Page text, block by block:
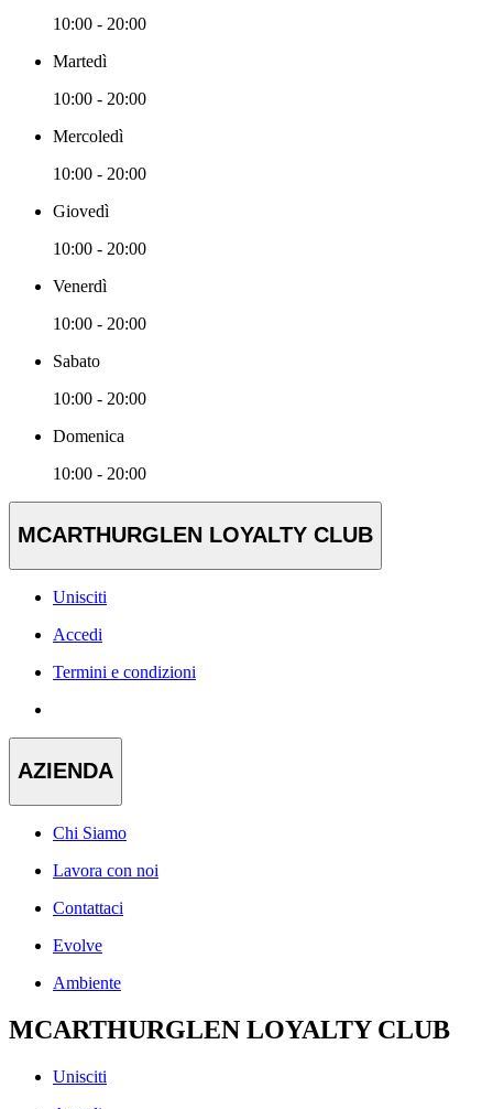
10:00 - 20:00
Martedì
10:00 - 20:00
Mercoledì
10:00 - 20:00
Giovedì
10:00 - 20:00
Venerdì
10:00 - 20:00
Sabato
10:00 - 20:00
Domenica
10:00 - 20:00
MCARTHURGLEN LOYALTY CLUB
Unisciti
Accedi
Termini e condizioni
AZIENDA
Chi Siamo
Lavora con noi
Contattaci
Evolve
Ambiente
MCARTHURGLEN LOYALTY CLUB
Unisciti